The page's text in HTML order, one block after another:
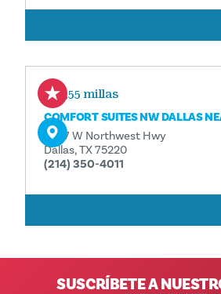
0,55 millas
COMFORT SUITES NW DALLAS
2287 W Northwest Hwy
Dallas, TX 75220
(214) 350-4011
SUSCRÍBETE A